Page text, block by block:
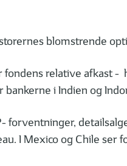
blomstrende
relative afkast -
i Indien og
forventninger,
I Mexico og Chile ser